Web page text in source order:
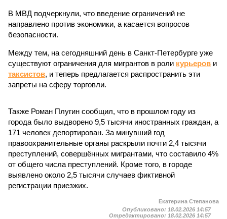
В МВД подчеркнули, что введение ограничений не
направлено против экономики, а касается вопросов
безопасности.
Между тем, на сегодняшний день в Санкт-Петербурге уже
существуют ограничения для мигрантов в роли курьеров и
таксистов, и теперь предлагается распространить эти
запреты на сферу торговли.
Также Роман Плугин сообщил, что в прошлом году из
города было выдворено 9,5 тысячи иностранных граждан, а
171 человек депортирован. За минувший год
правоохранительные органы раскрыли почти 2,4 тысячи
преступлений, совершённых мигрантами, что составило 4%
от общего числа преступлений. Кроме того, в городе
выявлено около 2,5 тысячи случаев фиктивной
регистрации приезжих.
Екатерина Степанова
Опубликовано: 18.02.2026 14:57
Отредактировано: 18.02.2026 14:57